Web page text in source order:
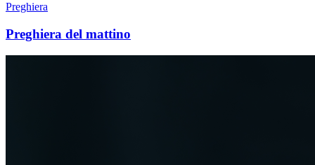
Preghiera
Preghiera del mattino